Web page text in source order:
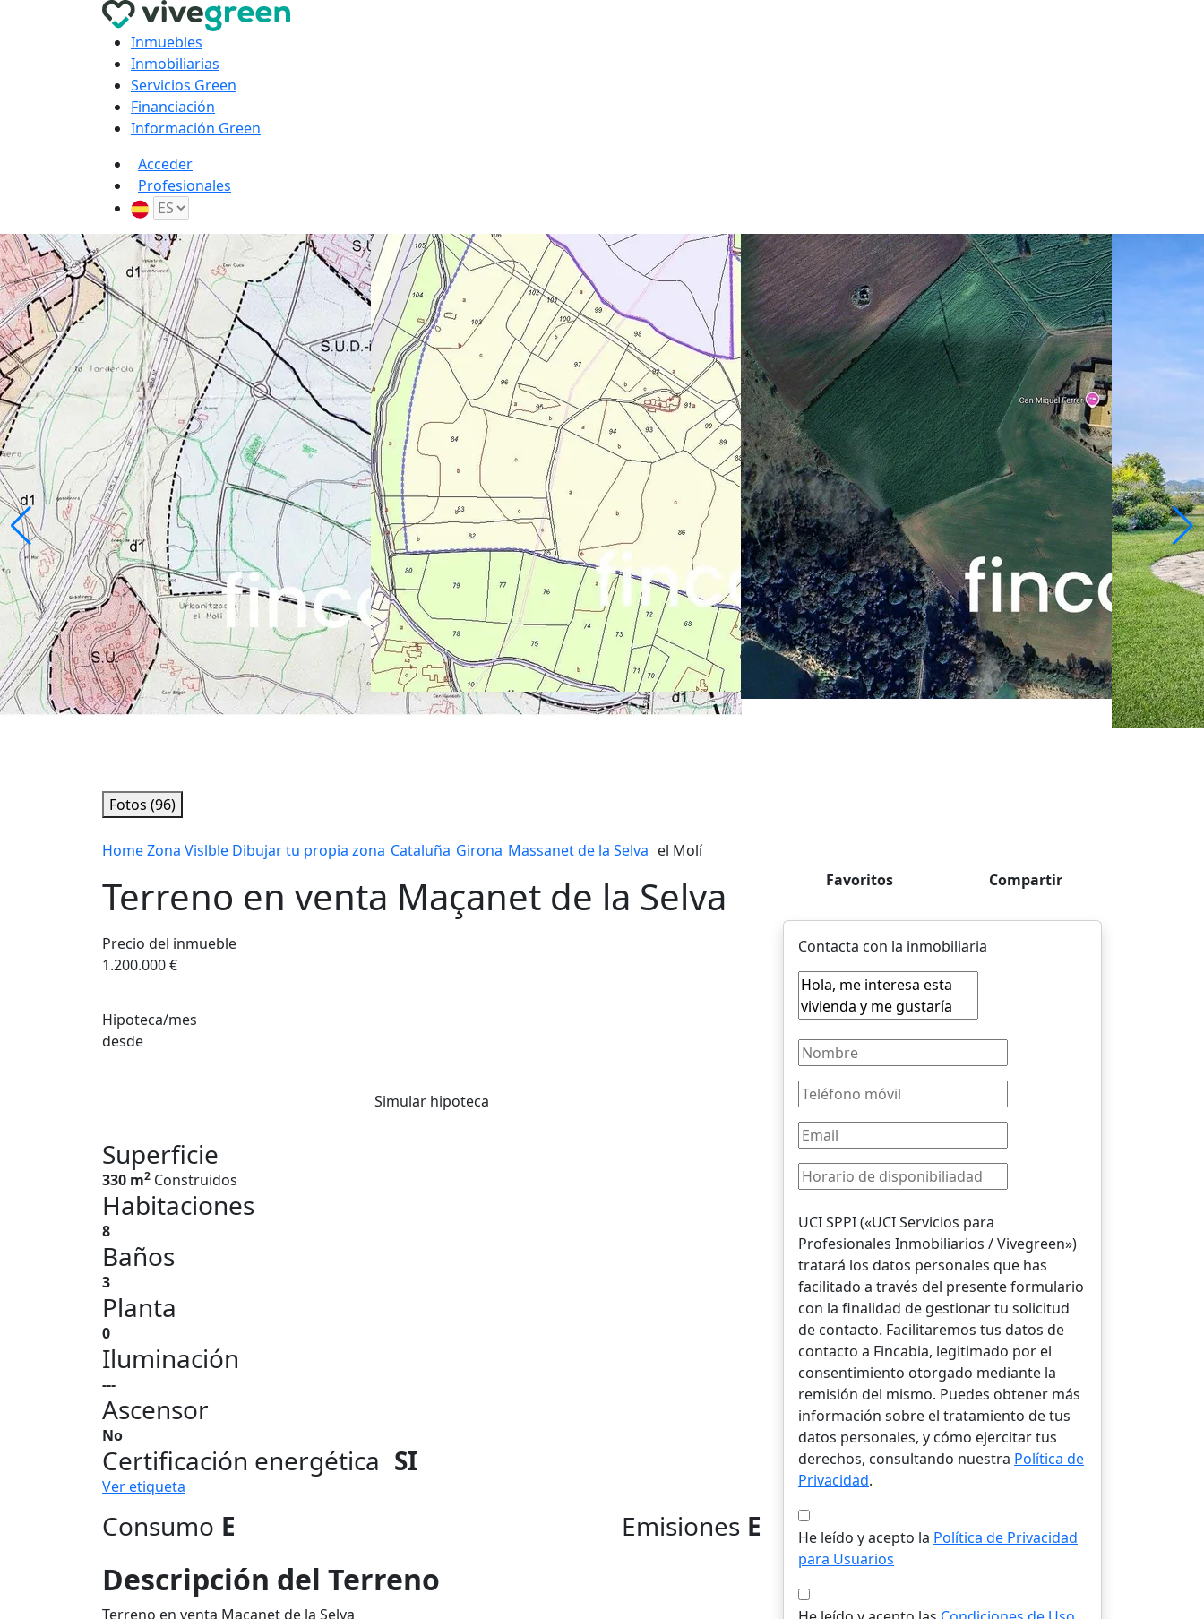
Inmuebles
Inmobiliarias
Servicios Green
Financiación
Información Green
Acceder
Profesionales
Fotos (96)
HomeZona Vislble Dibujar tu propia zona Cataluña Girona Massanet de la Selva el Molí
Terreno en venta Maçanet de la Selva
Precio del inmueble
1.200.000 €
Hipoteca/mes
desde
Simular hipoteca
Superficie
330 m2 Construidos
Habitaciones
8
Baños
3
Planta
0
Iluminación
---
Ascensor
No
Certificación energética SI
Ver etiqueta
Consumo E Emisiones E
Descripción del Terreno
Terreno en venta Maçanet de la Selva
Favoritos Compartir
Contacta con la inmobiliaria
UCI SPPI («UCI Servicios para
Profesionales Inmobiliarios / Vivegreen»)
tratará los datos personales que has
facilitado a través del presente formulario
con la finalidad de gestionar tu solicitud
de contacto. Facilitaremos tus datos de
contacto a Fincabia, legitimado por el
consentimiento otorgado mediante la
remisión del mismo. Puedes obtener más
información sobre el tratamiento de tus
datos personales, y cómo ejercitar tus
derechos, consultando nuestra Política de
Privacidad.
He leído y acepto la Política de Privacidad
para Usuarios